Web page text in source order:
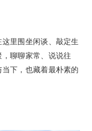
里围坐闲谈、敲定生
聊聊家常、说说往
下，也藏着最朴素的